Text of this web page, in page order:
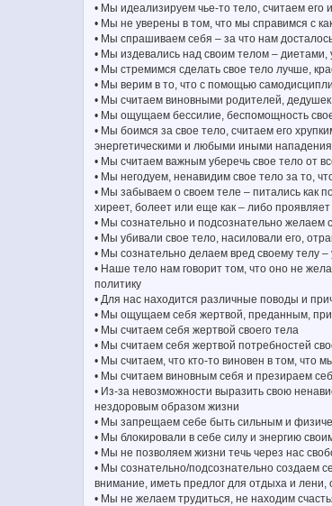
• Мы идеализируем чье-то тело, считаем
• Мы не уверены в том, что мы справимся с
• Мы спрашиваем себя – за что нам
• Мы издевались над своим телом – диетами,
• Мы стремимся сделать свое тело лучше,
• Мы верим в то, что с помощью
• Мы считаем виновными родителей,
• Мы ощущаем бессилие, беспомощность
• Мы боимся за свое тело, считаем его
энергетическими и любыми иными
• Мы считаем важным уберечь свое тело от
• Мы негодуем, ненавидим свое тело за то,
• Мы забываем о своем теле – питались как
хиреет, болеет или еще как – либо
• Мы сознательно и подсознательно желаем
• Мы убивали свое тело, насиловали его,
• Мы сознательно делаем вред своему телу –
• Наше тело нам говорит том, что оно не
политику
• Для нас находится различные поводы и
• Мы ощущаем себя жертвой, преданным,
• Мы считаем себя жертвой своего тела
• Мы считаем себя жертвой потребностей
• Мы считаем, что кто-то виновен в том, что
• Мы считаем виновным себя и презираем
• Из-за невозможности выразить свою
нездоровым образом жизни
• Мы запрещаем себе быть сильным и
• Мы блокировали в себе силу и энергию
• Мы не позволяем жизни течь через нас
• Мы сознательно/подсознательно создаем
внимание, иметь предлог для отдыха и лени,
• Мы не желаем трудиться, не находим